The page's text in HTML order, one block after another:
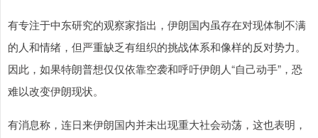
有专注于中东研究的观察家指出，伊朗国内虽存在对现体制不满
的人和情绪，但严重缺乏有组织的挑战体系和像样的反对势力。
因此，如果特朗普想仅仅依靠空袭和呼吁伊朗人“自己动手”，恐
难以改变伊朗现状。
有消息称，连日来伊朗国内并未出现重大社会动荡，这也表明，